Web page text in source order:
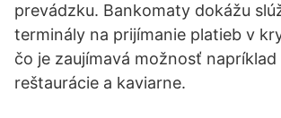
prevádzku. Bankomaty dokážu
terminály na prijímanie platieb v
čo je zaujímavá možnosť napríklad
reštaurácie a kaviarne.